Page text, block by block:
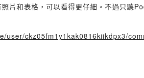
片和表格，可以看得更仔細。不過只聽
user/ckz05fm1y1kak0816kiikdpx3/